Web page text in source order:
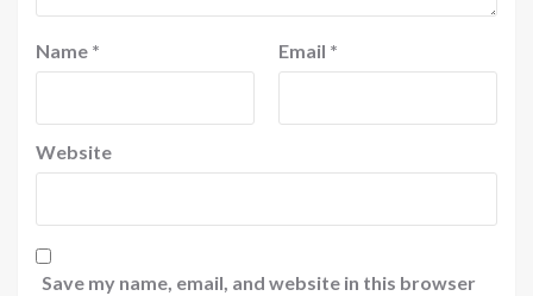
Name * Email *
Website
Save my name, email, and website in this browser